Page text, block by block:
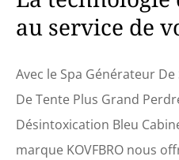
au service de
Avec le Spa Générateur
De Tente Plus Grand
Désintoxication Bleu
marque KOVFBRO nous